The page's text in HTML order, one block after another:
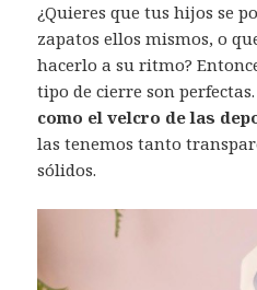
¿Quieres que tus hijos se
zapatos ellos mismos, o
hacerlo a su ritmo?
tipo de cierre son perfectas.
como el velcro de las
las tenemos tanto
sólidos.